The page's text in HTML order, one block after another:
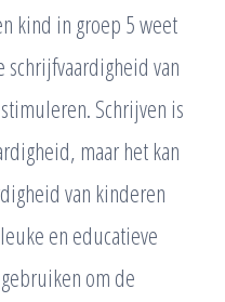
kind in groep 5 weet
van
Schrijven is
maar het kan
van kinderen
en educatieve
om de